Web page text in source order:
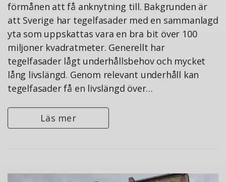
förmånen att få anknytning till. Bakgrunden är
att Sverige har tegelfasader med en sammanlagd
yta som uppskattas vara en bra bit över 100
miljoner kvadratmeter. Generellt har
tegelfasader lågt underhållsbehov och mycket
lång livslängd. Genom relevant underhåll kan
tegelfasader få en livslängd över…
Läs mer